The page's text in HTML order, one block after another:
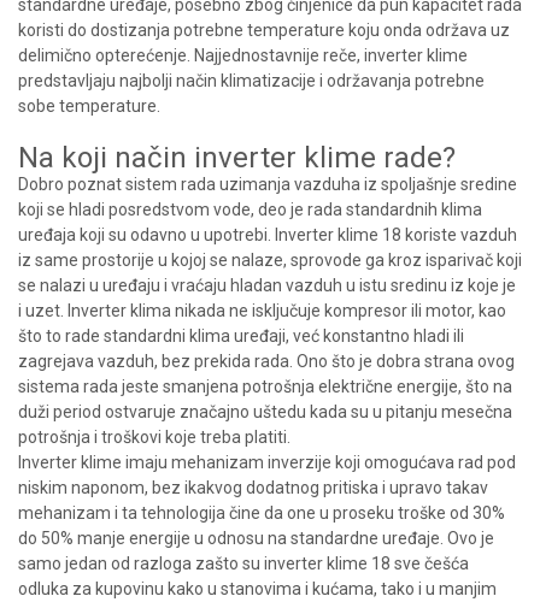
standardne uređaje, posebno zbog činjenice da pun kapacitet rada
koristi do dostizanja potrebne temperature koju onda održava uz
delimično opterećenje. Najjednostavnije reče, inverter klime
predstavljaju najbolji način klimatizacije i održavanja potrebne
sobe temperature.
Na koji način inverter klime rade?
Dobro poznat sistem rada uzimanja vazduha iz spoljašnje sredine
koji se hladi posredstvom vode, deo je rada standardnih klima
uređaja koji su odavno u upotrebi. Inverter klime 18 koriste vazduh
iz same prostorije u kojoj se nalaze, sprovode ga kroz isparivač koji
se nalazi u uređaju i vraćaju hladan vazduh u istu sredinu iz koje je
i uzet. Inverter klima nikada ne isključuje kompresor ili motor, kao
što to rade standardni klima uređaji, već konstantno hladi ili
zagrejava vazduh, bez prekida rada. Ono što je dobra strana ovog
sistema rada jeste smanjena potrošnja električne energije, što na
duži period ostvaruje značajno uštedu kada su u pitanju mesečna
potrošnja i troškovi koje treba platiti.
Inverter klime imaju mehanizam inverzije koji omogućava rad pod
niskim naponom, bez ikakvog dodatnog pritiska i upravo takav
mehanizam i ta tehnologija čine da one u proseku troške od 30%
do 50% manje energije u odnosu na standardne uređaje. Ovo je
samo jedan od razloga zašto su inverter klime 18 sve češća
odluka za kupovinu kako u stanovima i kućama, tako i u manjim